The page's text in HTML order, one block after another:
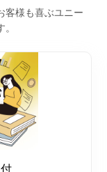
客様も喜ぶユニー